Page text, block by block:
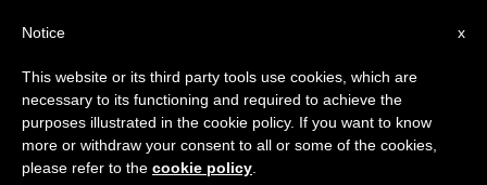
x
Notice
This website or its third party tools use cookies, which are
necessary to its functioning and required to achieve the
purposes illustrated in the cookie policy. If you want to know
more or withdraw your consent to all or some of the cookies,
please refer to the cookie policy